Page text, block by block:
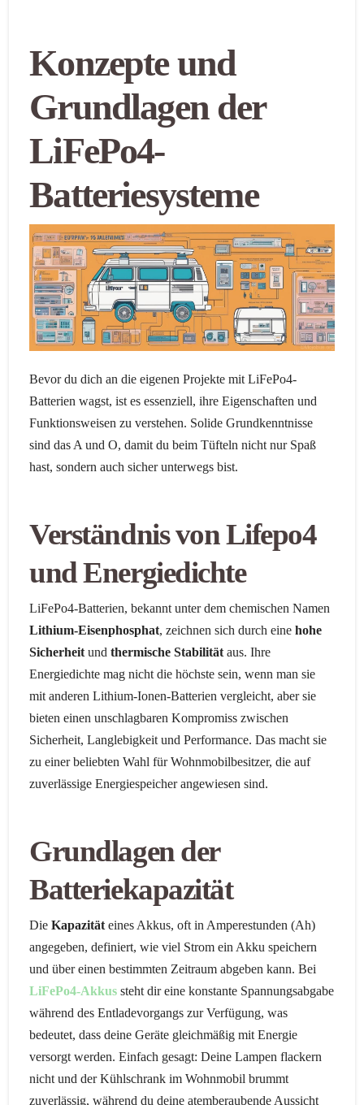
Konzepte und
Grundlagen der
LiFePo4-
Batteriesysteme
Bevor du dich an die eigenen Projekte mit LiFePo4-
Batterien wagst, ist es essenziell, ihre Eigenschaften und
Funktionsweisen zu verstehen. Solide Grundkenntnisse
sind das A und O, damit du beim Tüfteln nicht nur Spaß
hast, sondern auch sicher unterwegs bist.
Verständnis von Lifepo4
und Energiedichte
LiFePo4-Batterien, bekannt unter dem chemischen Namen
Lithium-Eisenphosphat, zeichnen sich durch einehohe
Sicherheit undthermische Stabilität aus. Ihre
Energiedichte mag nicht die höchste sein, wenn man sie
mit anderen Lithium-Ionen-Batterien vergleicht, aber sie
bieten einen unschlagbaren Kompromiss zwischen
Sicherheit, Langlebigkeit und Performance. Das macht sie
zu einer beliebten Wahl für Wohnmobilbesitzer, die auf
zuverlässige Energiespeicher angewiesen sind.
Grundlagen der
Batteriekapazität
DieKapazität eines Akkus, oft in Amperestunden (Ah)
angegeben, definiert, wie viel Strom ein Akku speichern
und über einen bestimmten Zeitraum abgeben kann. Bei
LiFePo4-Akkus steht dir eine konstante Spannungsabgabe
während des Entladevorgangs zur Verfügung, was
bedeutet, dass deine Geräte gleichmäßig mit Energie
versorgt werden. Einfach gesagt: Deine Lampen flackern
nicht und der Kühlschrank im Wohnmobil brummt
zuverlässig, während du deine atemberaubende Aussicht